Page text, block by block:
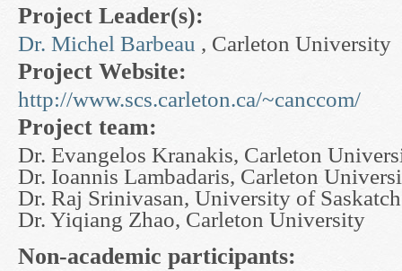
Project Leader(s):
Dr. Michel Barbeau , Carleton University
Project Website:
http://www.scs.carleton.ca/~canccom/
Project team:
Dr. Evangelos Kranakis, Carleton
Dr. Ioannis Lambadaris, Carleton
Dr. Raj Srinivasan, University of
Dr. Yiqiang Zhao, Carleton University
Non-academic participants: